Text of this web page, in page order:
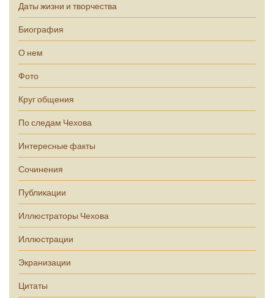
Даты жизни и творчества
Биография
О нем
Фото
Круг общения
По следам Чехова
Интересные факты
Сочинения
Публикации
Иллюстраторы Чехова
Иллюстрации
Экранизации
Цитаты